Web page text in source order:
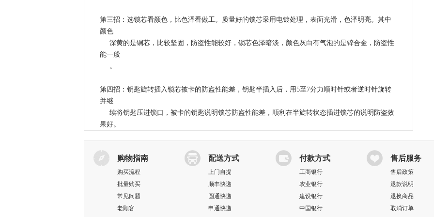
第三招：选锁芯看颜色，比色泽看做工。质量好的锁芯采用电镀处理，表面光滑，色泽明亮。其中
颜色
深黄的是铜芯，比较坚固，防盗性能较好，锁芯色泽暗淡，颜色灰白有气泡的是锌合金，防盗性
能一般
。
第四招：钥匙旋转插入锁芯被卡的防盗性能差，钥匙半插入后，用5至7分力顺时针或者逆时针旋转
并继
续将钥匙压进锁口，被卡的钥匙说明锁芯防盗性能差，顺利在半旋转状态插进锁芯的说明防盗效
果好。
购物指南
购买流程
批量购买
常见问题
老顾客
配送方式
上门自提
顺丰快递
圆通快递
申通快递
付款方式
工商银行
农业银行
建设银行
中国银行
售后服务
售后政策
退款说明
退换商品
取消订单